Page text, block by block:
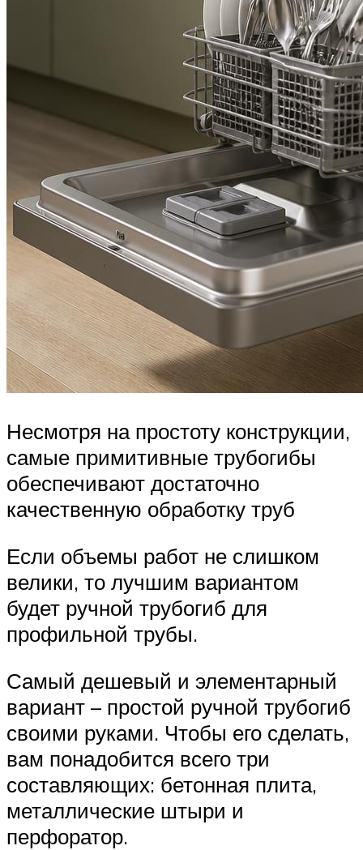
Несмотря на простоту конструкции,
самые примитивные трубогибы
обеспечивают достаточно
качественную обработку труб
Если объемы работ не слишком
велики, то лучшим вариантом
будет ручной трубогиб для
профильной трубы.
Самый дешевый и элементарный
вариант – простой ручной трубогиб
своими руками. Чтобы его сделать,
вам понадобится всего три
составляющих: бетонная плита,
металлические штыри и
перфоратор.